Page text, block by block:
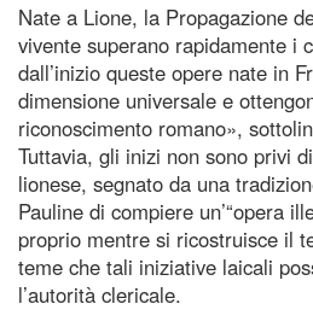
Nate a Lione, la Propagazione
vivente superano rapidamente i
dall’inizio queste opere nate in
dimensione universale e
riconoscimento romano»,
Tuttavia, gli inizi non sono privi
lionese, segnato da una
Pauline di compiere un’“opera
proprio mentre si ricostruisce il
teme che tali iniziative laicali
l’autorità clericale.